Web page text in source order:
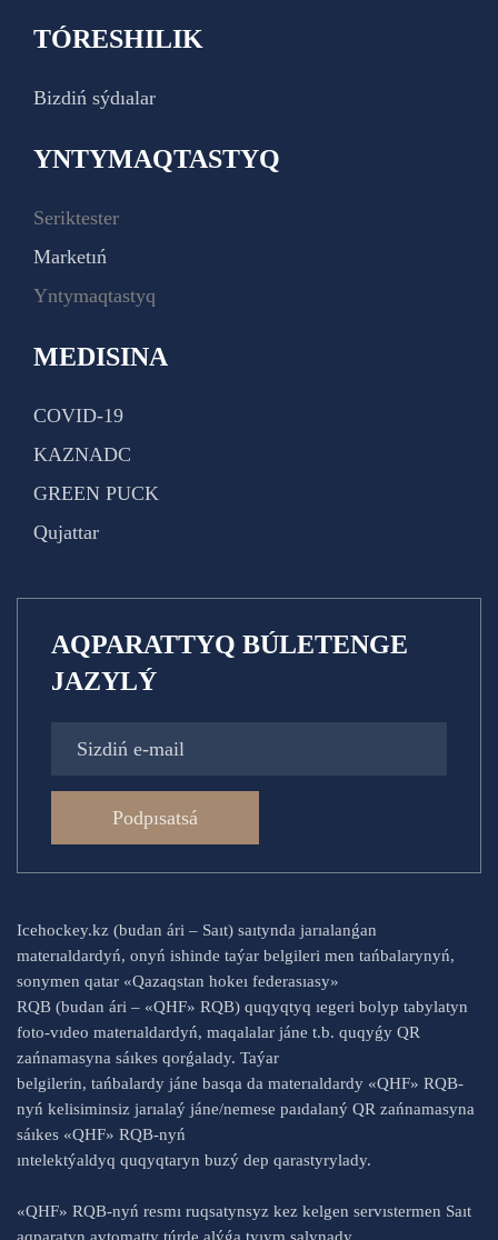
TÓRESHILIK
Bizdiń sýdıalar
YNTYMAQTASTYQ
Seriktester
Marketıń
Yntymaqtastyq
MEDISINA
COVID-19
KAZNADC
GREEN PUCK
Qujattar
AQPARATTYQ BÚLETENGE
JAZYLÝ
Podpısatsá
Icehockey.kz (budan ári – Saıt) saıtynda jarıalanǵan
materıaldardyń, onyń ishinde taýar belgileri men tańbalarynyń,
sonymen qatar «Qazaqstan hokeı federasıasy»
RQB (budan ári – «QHF» RQB) quqyqtyq ıegeri bolyp tabylatyn
foto-vıdeo materıaldardyń, maqalalar jáne t.b. quqyǵy QR
zańnamasyna sáıkes qorǵalady. Taýar
belgilerin, tańbalardy jáne basqa da materıaldardy «QHF» RQB-
nyń kelisiminsiz jarıalaý jáne/nemese paıdalaný QR zańnamasyna
sáıkes «QHF» RQB-nyń
ıntelektýaldyq quqyqtaryn buzý dep qarastyrylady.
«QHF» RQB-nyń resmı ruqsatynsyz kez kelgen servıstermen Saıt